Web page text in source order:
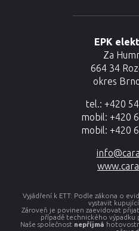
EPK
Za
664 34
okres
tel.: +420
mobil: +420
mobil: +420
Vyjádření k ETT: Podle zákona o
vystavit
Zároveň je povinen zaevidovat
případě technického výpadku
Naše společnost nepříjmá